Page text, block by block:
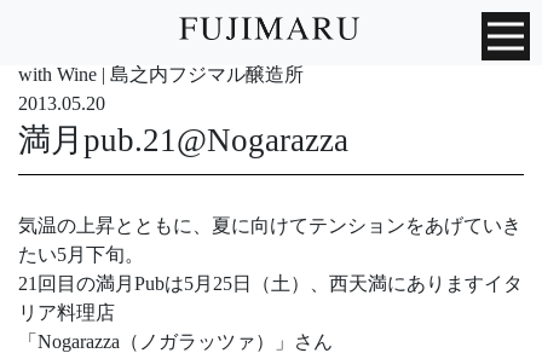
with Wine | 島之内フジマル醸造所
2013.05.20
満月pub.21@Nogarazza
気温の上昇とともに、夏に向けてテンションをあげていき
たい5月下旬。
21回目の満月Pubは5月25日（土）、西天満にありますイタ
リア料理店
「Nogarazza（ノガラッツァ）」さん